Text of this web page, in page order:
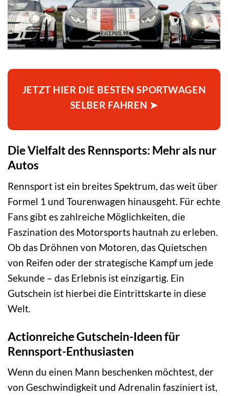
JETZT HIER DIE BESTEN SPORTWAGEN
SELBER FAHREN ➤
Die Vielfalt des Rennsports: Mehr als nur
Autos
Rennsport ist ein breites Spektrum, das weit über
Formel 1 und Tourenwagen hinausgeht. Für echte
Fans gibt es zahlreiche Möglichkeiten, die
Faszination des Motorsports hautnah zu erleben.
Ob das Dröhnen von Motoren, das Quietschen
von Reifen oder der strategische Kampf um jede
Sekunde – das Erlebnis ist einzigartig. Ein
Gutschein ist hierbei die Eintrittskarte in diese
Welt.
Actionreiche Gutschein-Ideen für
Rennsport-Enthusiasten
Wenn du einen Mann beschenken möchtest, der
von Geschwindigkeit und Adrenalin fasziniert ist,